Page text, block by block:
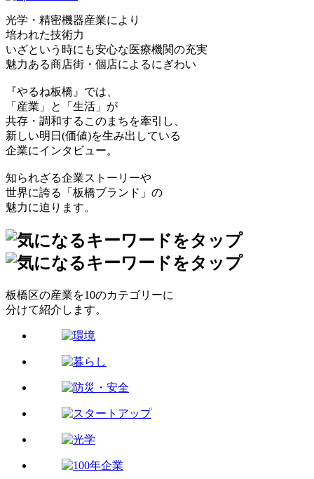
光学・精密機器産業により
培われた技術力
いざという時にも安心な医療機関の充実
魅力ある商店街・個店によるにぎわい
『やるね板橋』では、
「産業」と「生活」が
共存・調和するこのまちを牽引し、
新しい明日(価値)を生み出している
企業にインタビュー。
知られざる企業ストーリーや
世界に誇る「板橋ブランド」の
魅力に迫ります。
板橋区の産業を10のカテゴリーに
分けて紹介します。